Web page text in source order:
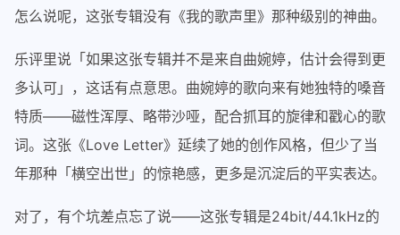
怎么说呢，这张专辑没有《我的歌声里》那种级别的神曲。
乐评里说「如果这张专辑并不是来自曲婉婷，估计会得到更
多认可」，这话有点意思。曲婉婷的歌向来有她独特的嗓音
特质——磁性浑厚、略带沙哑，配合抓耳的旋律和戳心的歌
词。这张《Love Letter》延续了她的创作风格，但少了当
年那种「横空出世」的惊艳感，更多是沉淀后的平实表达。
对了，有个坑差点忘了说——这张专辑是24bit/44.1kHz的